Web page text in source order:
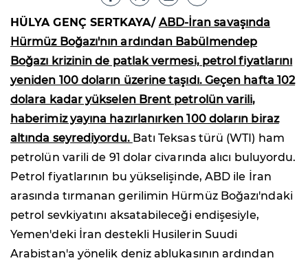
HÜLYA GENÇ SERTKAYA/ ABD-İran savaşında
Hürmüz Boğazı'nın ardından Babülmendep
Boğazı krizinin de patlak vermesi, petrol fiyatlarını
yeniden 100 doların üzerine taşıdı. Geçen hafta 102
dolara kadar yükselen Brent petrolün varili,
haberimiz yayına hazırlanırken 100 doların biraz
altında seyrediyordu. Batı Teksas türü (WTI) ham
petrolün varili de 91 dolar civarında alıcı buluyordu.
Petrol fiyatlarının bu yükselişinde, ABD ile İran
arasında tırmanan gerilimin Hürmüz Boğazı'ndaki
petrol sevkiyatını aksatabileceği endişesiyle,
Yemen'deki İran destekli Husilerin Suudi
Arabistan'a yönelik deniz ablukasının ardından